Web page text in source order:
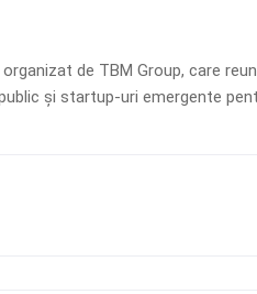
de TBM Group, care
și startup-uri emergente